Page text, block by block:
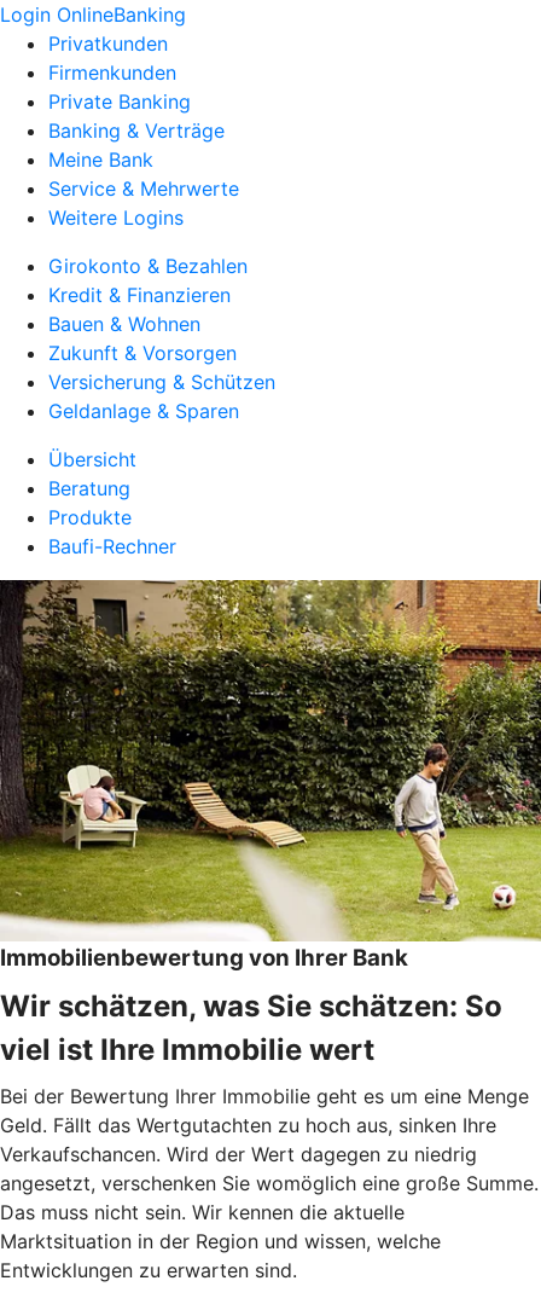
Login OnlineBanking
Privatkunden
Firmenkunden
Private Banking
Banking & Verträge
Meine Bank
Service & Mehrwerte
Weitere Logins
Girokonto & Bezahlen
Kredit & Finanzieren
Bauen & Wohnen
Zukunft & Vorsorgen
Versicherung & Schützen
Geldanlage & Sparen
Übersicht
Beratung
Produkte
Baufi-Rechner
Immobilienbewertung von Ihrer Bank
Wir schätzen, was Sie schätzen: So
viel ist Ihre Immobilie wert
Bei der Bewertung Ihrer Immobilie geht es um eine Menge
Geld. Fällt das Wertgutachten zu hoch aus, sinken Ihre
Verkaufschancen. Wird der Wert dagegen zu niedrig
angesetzt, verschenken Sie womöglich eine große Summe.
Das muss nicht sein. Wir kennen die aktuelle
Marktsituation in der Region und wissen, welche
Entwicklungen zu erwarten sind.